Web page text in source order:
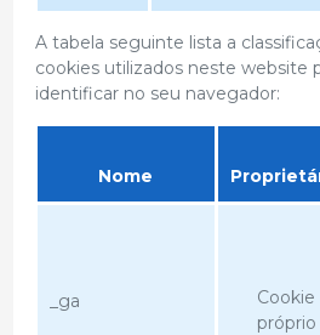
A tabela seguinte lista a
cookies utilizados neste website
identificar no seu navegador:
Nome
_ga
Cookie
próprio